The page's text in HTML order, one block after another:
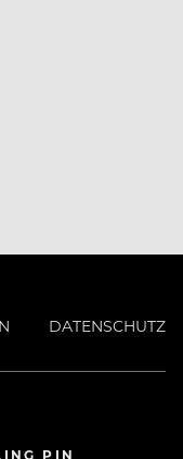
DATENSCHUTZ
PIN